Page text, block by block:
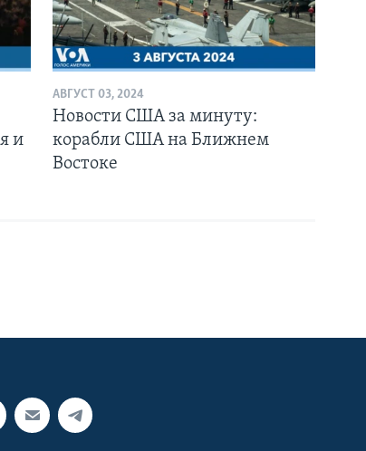
и
АВГУСТ 03, 2024
Новости США за минуту:
корабли США на Ближнем
Востоке